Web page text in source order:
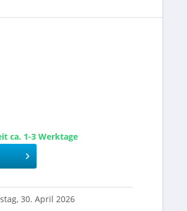
ca. 1-3 Werktage
30. April 2026